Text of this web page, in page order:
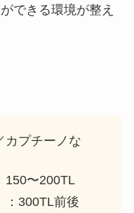
できる環境が整え
カプチーノな
150〜200TL
：300TL前後